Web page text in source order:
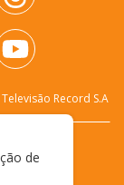
Record S.A
de